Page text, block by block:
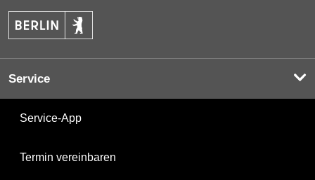
Service
Service-App
Termin vereinbaren